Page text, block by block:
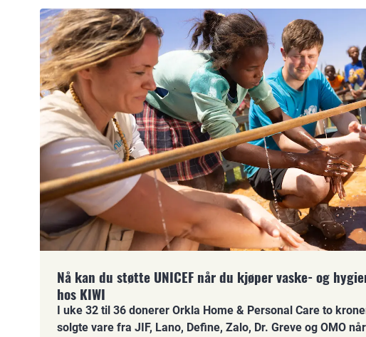
Nå kan du støtte UNICEF når du kjøper vaske- og
hos KIWI
I uke 32 til 36 donerer Orkla Home & Personal Care to
solgte vare fra JIF, Lano, Define, Zalo, Dr. Greve og OMO